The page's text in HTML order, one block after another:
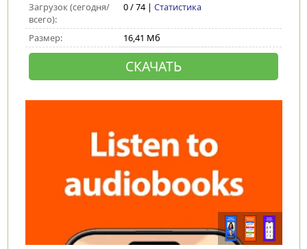
Загрузок (сегодня/
всего):
0 / 74 | Статистика
Размер: 16,41 Мб
СКАЧАТЬ